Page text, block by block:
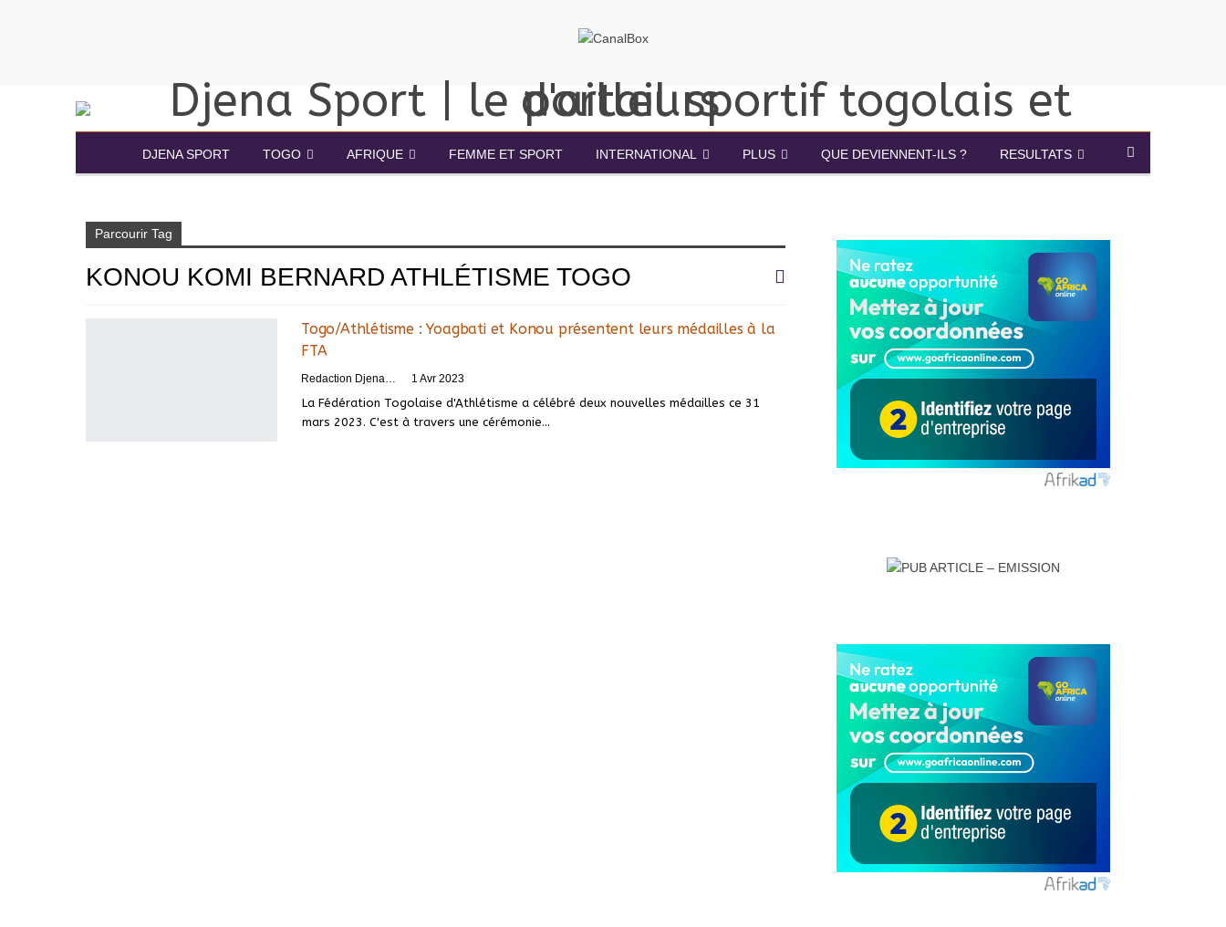
DJENA SPORT TOGO AFRIQUE FEMME ET SPORT INTERNATIONAL PLUS QUE DEVIENNENT-ILS ? RESULTATS
Parcourir Tag
KONOU KOMI BERNARD ATHLÉTISME TOGO
Togo/Athlétisme : Yoagbati et Konou présentent leurs médailles à la
FTA
Redaction DjenaSport 1 Avr 2023
La Fédération Togolaise d'Athlétisme a célébré deux nouvelles médailles ce 31
mars 2023. C'est à travers une cérémonie…